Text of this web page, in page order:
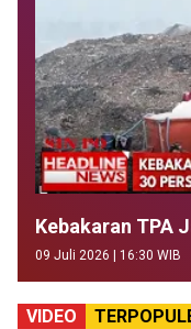
Kebakaran TPA
09 Juli 2026 | 16:30 WIB
VIDEO